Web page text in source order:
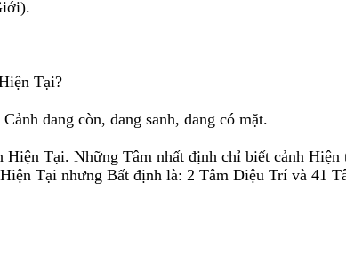
Tại?
đang còn, đang sanh, đang có mặt.
Hiện Tại. Những Tâm nhất định chỉ biết cảnh
Tại nhưng Bất định là: 2 Tâm Diệu Trí và 41